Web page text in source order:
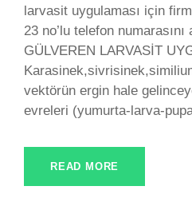
larvasit uygulaması için
23 no’lu telefon
GÜLVEREN LARVASİT
vektörün ergin hale
evreleri (yumurta-larva-
READ MORE